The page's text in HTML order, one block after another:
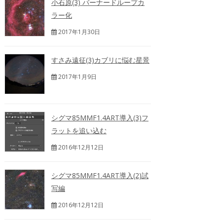
小石原(3) バーナードループカ
ラー化
2017年1月30日
すさみ遠征(3)カブリに悩む星景
2017年1月9日
シグマ85MMF1.4ART導入(3)フ
ラットを追い込む
2016年12月12日
シグマ85MMF1.4ART導入(2)試
写編
2016年12月12日